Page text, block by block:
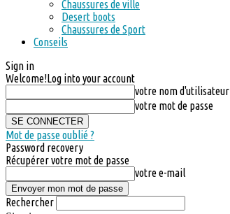
Chaussures de ville
Desert boots
Chaussures de Sport
Conseils
Sign in
Welcome!Log into your account
votre nom d'utilisateur
votre mot de passe
Mot de passe oublié ?
Password recovery
Récupérer votre mot de passe
votre e-mail
Rechercher